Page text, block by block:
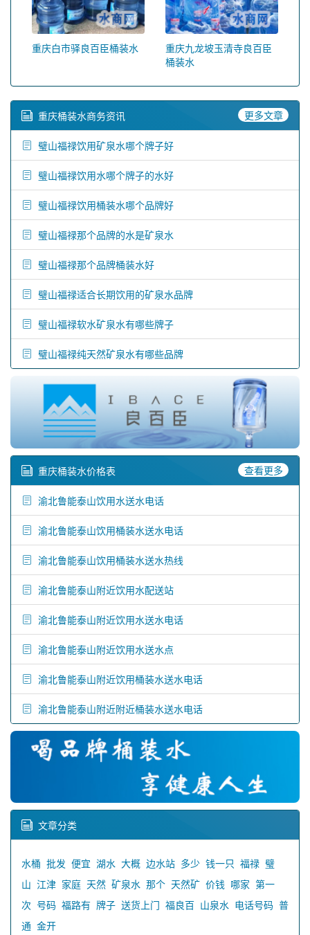
重庆白市驿良百臣桶装水
重庆九龙坡玉清寺良百臣
桶装水
重庆桶装水商务资讯 更多文章
璧山福禄饮用矿泉水哪个牌子好
璧山福禄饮用水哪个牌子的水好
璧山福禄饮用桶装水哪个品牌好
璧山福禄那个品牌的水是矿泉水
璧山福禄那个品牌桶装水好
璧山福禄适合长期饮用的矿泉水品牌
璧山福禄软水矿泉水有哪些牌子
璧山福禄纯天然矿泉水有哪些品牌
重庆桶装水价格表 查看更多
渝北鲁能泰山饮用水送水电话
渝北鲁能泰山饮用桶装水送水电话
渝北鲁能泰山饮用桶装水送水热线
渝北鲁能泰山附近饮用水配送站
渝北鲁能泰山附近饮用水送水电话
渝北鲁能泰山附近饮用水送水点
渝北鲁能泰山附近饮用桶装水送水电话
渝北鲁能泰山附近附近桶装水送水电话
文章分类
水桶 批发 便宜 湖水 大概 边水站 多少 钱一只 福禄 璧
山 江津 家庭 天然 矿泉水 那个 天然矿 价钱 哪家 第一
次 号码 福路有 牌子 送货上门 福良百 山泉水 电话号码 普
通 金开